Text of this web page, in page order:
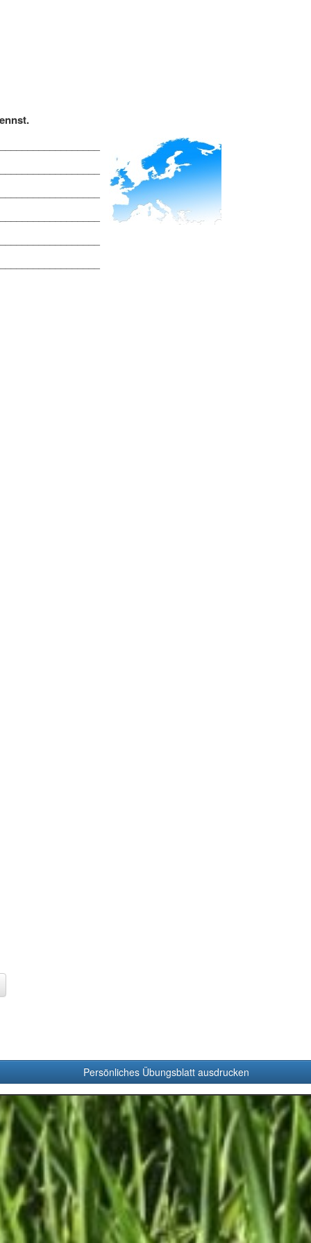
Persönliches Übungsblatt ausdrucken